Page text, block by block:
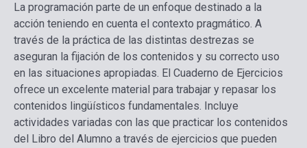
La programación parte de un enfoque destinado a la
acción teniendo en cuenta el contexto pragmático. A
través de la práctica de las distintas destrezas se
aseguran la fijación de los contenidos y su correcto uso
en las situaciones apropiadas. El Cuaderno de Ejercicios
ofrece un excelente material para trabajar y repasar los
contenidos lingüísticos fundamentales. Incluye
actividades variadas con las que practicar los contenidos
del Libro del Alumno a través de ejercicios que pueden